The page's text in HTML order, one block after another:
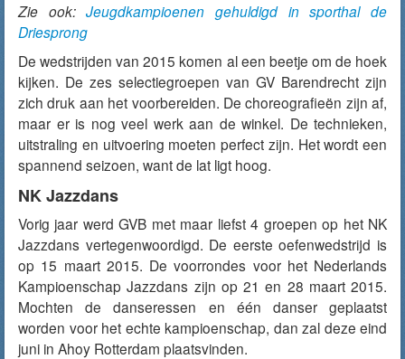
Zie ook:Jeugdkampioenen gehuldigd in sporthal de
Driesprong
De wedstrijden van 2015 komen al een beetje om de hoek
kijken. De zes selectiegroepen van GV Barendrecht zijn
zich druk aan het voorbereiden. De choreografieën zijn af,
maar er is nog veel werk aan de winkel. De technieken,
uitstraling en uitvoering moeten perfect zijn. Het wordt een
spannend seizoen, want de lat ligt hoog.
NK Jazzdans
Vorig jaar werd GVB met maar liefst 4 groepen op het NK
Jazzdans vertegenwoordigd. De eerste oefenwedstrijd is
op 15 maart 2015. De voorrondes voor het Nederlands
Kampioenschap Jazzdans zijn op 21 en 28 maart 2015.
Mochten de danseressen en één danser geplaatst
worden voor het echte kampioenschap, dan zal deze eind
juni in Ahoy Rotterdam plaatsvinden.